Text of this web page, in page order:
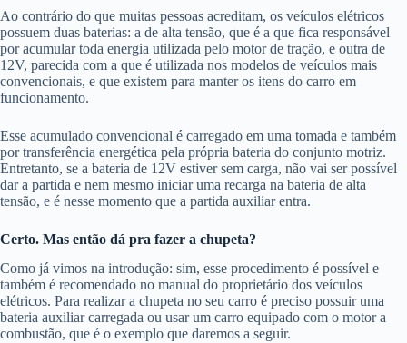
Ao contrário do que muitas pessoas acreditam, os veículos elétricos
possuem duas baterias: a de alta tensão, que é a que fica responsável
por acumular toda energia utilizada pelo motor de tração, e outra de
12V, parecida com a que é utilizada nos modelos de veículos mais
convencionais, e que existem para manter os itens do carro em
funcionamento.
Esse acumulado convencional é carregado em uma tomada e também
por transferência energética pela própria bateria do conjunto motriz.
Entretanto, se a bateria de 12V estiver sem carga, não vai ser possível
dar a partida e nem mesmo iniciar uma recarga na bateria de alta
tensão, e é nesse momento que a partida auxiliar entra.
Certo. Mas então dá pra fazer a chupeta?
Como já vimos na introdução: sim, esse procedimento é possível e
também é recomendado no manual do proprietário dos veículos
elétricos. Para realizar a chupeta no seu carro é preciso possuir uma
bateria auxiliar carregada ou usar um carro equipado com o motor a
combustão, que é o exemplo que daremos a seguir.